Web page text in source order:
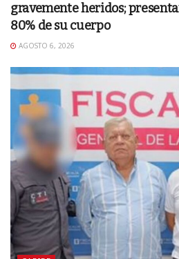
gravemente heridos;
80% de su cuerpo
AGOSTO 6, 2026